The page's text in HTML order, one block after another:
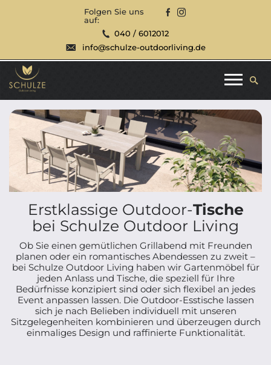
Folgen Sie uns
auf:
040 / 6012012
info@schulze-outdoorliving.de
Erstklassige Outdoor-Tische
bei Schulze Outdoor Living
Ob Sie einen gemütlichen Grillabend mit Freunden
planen oder ein romantisches Abendessen zu zweit –
bei Schulze Outdoor Living haben wir Gartenmöbel für
jeden Anlass und Tische, die speziell für Ihre
Bedürfnisse konzipiert sind oder sich flexibel an jedes
Event anpassen lassen. Die Outdoor-Esstische lassen
sich je nach Belieben individuell mit unseren
Sitzgelegenheiten kombinieren und überzeugen durch
einmaliges Design und raffinierte Funktionalität.